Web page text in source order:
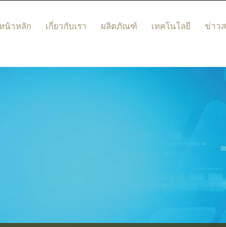
น้าหลัก เกี่ยวกับเรา ผลิตภัณฑ์ เทคโนโลยี ข่าว